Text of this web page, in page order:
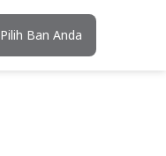
Pilih Ban Anda